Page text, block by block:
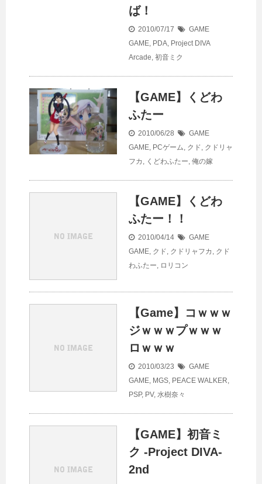
ば！
2010/07/17
GAME
GAME, PDA, Project DIVA
Arcade, 初音ミク
【GAME】くどわ
ふたー
2010/06/28
GAME
GAME, PCゲーム, クド, クドリャ
フカ , くどわふたー, 俺の嫁
【GAME】くどわ
ふたー！！
2010/04/14
GAME
GAME, クド, クドリャフカ , クド
わふたー, ロリコン
【Game】コｗｗｗ
ジｗｗｗプｗｗｗ
ロｗｗｗ
2010/03/23
GAME
GAME, MGS, PEACE WALKER,
PSP, PV, 水樹奈々
【GAME】初音ミ
ク -Project DIVA-
2nd